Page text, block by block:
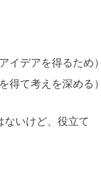
イデアを得るため）
得て考えを深める）
ないけど、役立て